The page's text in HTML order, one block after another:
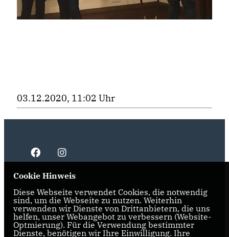
03.12.2020, 11:02 Uhr
IMPRESSUM DATENSCHUTZ KONTAKT
CDU NRW
Cookie Hinweis
Diese Webseite verwendet Cookies, die notwendig
sind, um die Webseite zu nutzen. Weiterhin
verwenden wir Dienste von Drittanbietern, die uns
helfen, unser Webangebot zu verbessern (Website-
Optmierung). Für die Verwendung bestimmter
Dienste, benötigen wir Ihre Einwilligung. Ihre